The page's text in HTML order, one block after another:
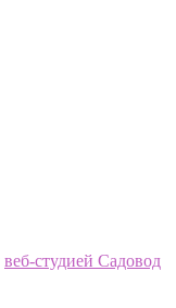
веб-студией Садовод